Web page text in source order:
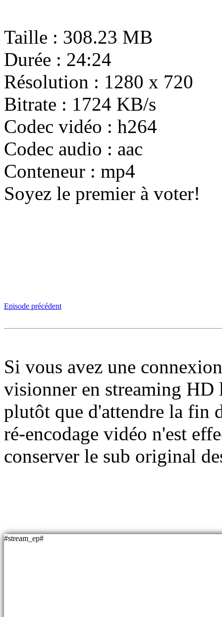
Taille : 308.23 MB
Durée : 24:24
Résolution : 1280 x 720
Bitrate : 1724 KB/s
Codec vidéo : h264
Codec audio : aac
Conteneur : mp4
Soyez le premier à voter!
Episode précédent
Si vous avez une
visionner en streaming
plutôt que d'attendre la fin
ré-encodage vidéo n'est
conserver le sub original
#stream_ep#